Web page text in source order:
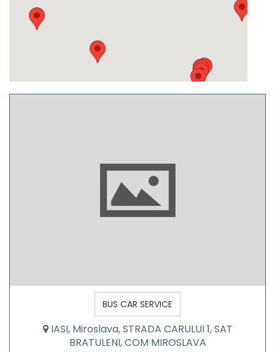
BUS CAR SERVICE
IASI, Miroslava, STRADA CARULUI 1, SAT
BRATULENI, COM MIROSLAVA